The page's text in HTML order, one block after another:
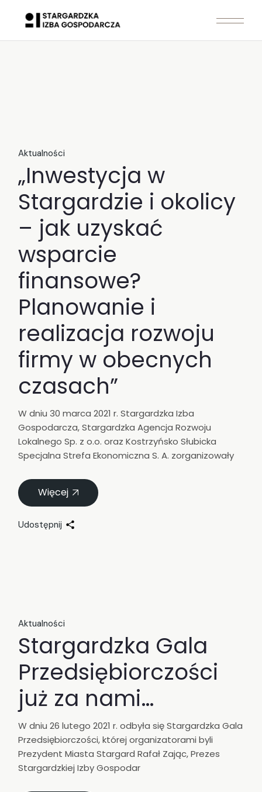
content
Aktualności
„Inwestycja w
Stargardzie i okolicy
– jak uzyskać
wsparcie
finansowe?
Planowanie i
realizacja rozwoju
firmy w obecnych
czasach”
W dniu 30 marca 2021 r. Stargardzka Izba
Gospodarcza, Stargardzka Agencja Rozwoju
Lokalnego Sp. z o.o. oraz Kostrzyńsko Słubicka
Specjalna Strefa Ekonomiczna S. A. zorganizowały
Więcej
Udostępnij
Aktualności
Stargardzka Gala
Przedsiębiorczości
już za nami…
W dniu 26 lutego 2021 r. odbyła się Stargardzka Gala
Przedsiębiorczości, której organizatorami byli
Prezydent Miasta Stargard Rafał Zając, Prezes
Stargardzkiej Izby Gospodar